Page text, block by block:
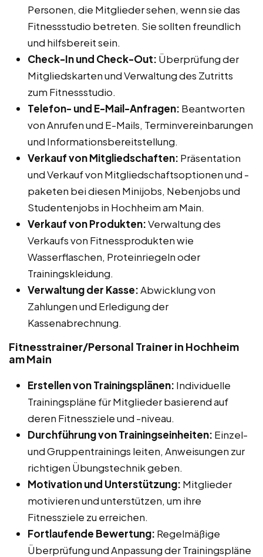
Personen, die Mitglieder sehen, wenn sie das
Fitnessstudio betreten. Sie sollten freundlich
und hilfsbereit sein.
Check-In und Check-Out: Überprüfung der
Mitgliedskarten und Verwaltung des Zutritts
zum Fitnessstudio.
Telefon- und E-Mail-Anfragen: Beantworten
von Anrufen und E-Mails, Terminvereinbarungen
und Informationsbereitstellung.
Verkauf von Mitgliedschaften: Präsentation
und Verkauf von Mitgliedschaftsoptionen und -
paketen bei diesen Minijobs, Nebenjobs und
Studentenjobs in Hochheim am Main.
Verkauf von Produkten:Verwaltung des
Verkaufs von Fitnessprodukten wie
Wasserflaschen, Proteinriegeln oder
Trainingskleidung.
Verwaltung der Kasse:Abwicklung von
Zahlungen und Erledigung der
Kassenabrechnung.
Fitnesstrainer/Personal Trainer in Hochheim
am Main
Erstellen von Trainingsplänen: Individuelle
Trainingspläne für Mitglieder basierend auf
deren Fitnessziele und -niveau.
Durchführung von Trainingseinheiten: Einzel-
und Gruppentrainings leiten, Anweisungen zur
richtigen Übungstechnik geben.
Motivation und Unterstützung: Mitglieder
motivieren und unterstützen, um ihre
Fitnessziele zu erreichen.
Fortlaufende Bewertung: Regelmäßige
Überprüfung und Anpassung der Trainingspläne